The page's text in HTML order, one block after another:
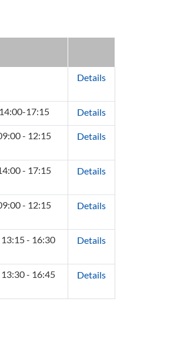
Details
17:15 Details
- 12:15
Details
- 17:15
Details
- 12:15
Details
- 16:30
Details
- 16:45
Details